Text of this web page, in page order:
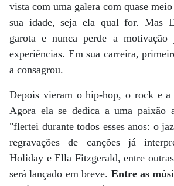
vista com uma galera com quase
sua idade, seja ela qual for. Mas
garota e nunca perde a
experiências. Em sua carreira,
a consagrou.
Depois vieram o hip-hop, o rock e a
Agora ela se dedica a uma paixão
"flertei durante todos esses anos: o
regravações de canções já
Holiday e Ella Fitzgerald, entre
será lançado em breve. Entre as